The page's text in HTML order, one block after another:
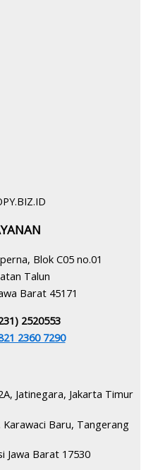
Blok C05 no.01
Talun
Barat 45171
2520553
2360 7290
Jatinegara, Jakarta Timur
Karawaci Baru, Tangerang
Jawa Barat 17530